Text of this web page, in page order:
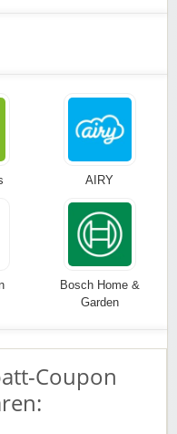
AIRY
Bosch Home &
Garden
Coupon